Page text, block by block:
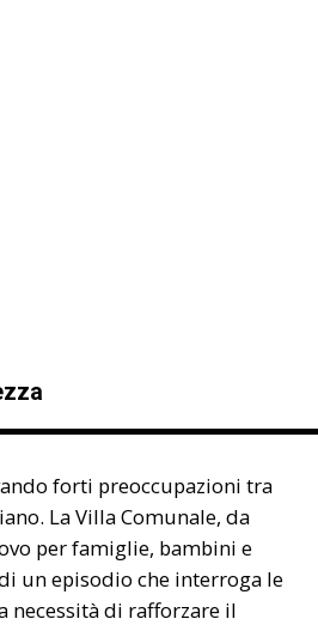
forti preoccupazioni tra
La Villa Comunale, da
per famiglie, bambini e
un episodio che interroga le
di rafforzare il